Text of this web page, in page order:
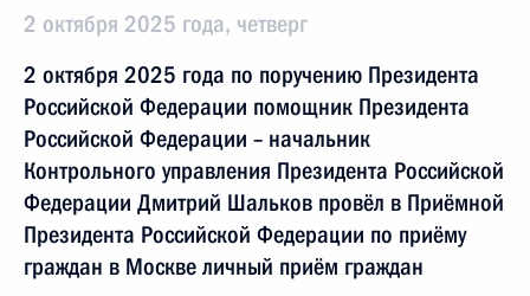
2 октября 2025 года, четверг
2 октября 2025 года по поручению Президента
Российской Федерации помощник Президента
Российской Федерации – начальник
Контрольного управления Президента Российской
Федерации Дмитрий Шальков провёл в Приёмной
Президента Российской Федерации по приёму
граждан в Москве личный приём граждан